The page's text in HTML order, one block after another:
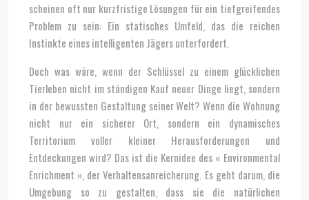
scheinen oft nur kurzfristige Lösungen für ein tiefgreifendes
Problem zu sein: Ein statisches Umfeld, das die reichen
Instinkte eines intelligenten Jägers unterfordert.
Doch was wäre, wenn der Schlüssel zu einem glücklichen
Tierleben nicht im ständigen Kauf neuer Dinge liegt, sondern
in der bewussten Gestaltung seiner Welt? Wenn die Wohnung
nicht nur ein sicherer Ort, sondern ein dynamisches
Territorium voller kleiner Herausforderungen und
Entdeckungen wird? Das ist die Kernidee des « Environmental
Enrichment », der Verhaltensanreicherung. Es geht darum, die
Umgebung so zu gestalten, dass sie die natürlichen